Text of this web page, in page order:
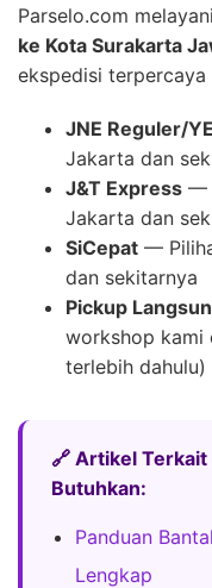
Parselo.com
ke Kota Surakarta
ekspedisi
JNE Reguler/
Jakarta dan
J&T Express —
Jakarta dan
SiCepat —
dan sekitarnya
Pickup
workshop kami
terlebih dahulu)
🔗 Artikel
Butuhkan:
Panduan
Lengkap